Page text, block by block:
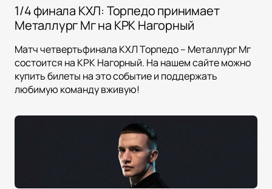
1/4 финала КХЛ: Торпедо принимает
Металлург Мг на КРК Нагорный
Матч четвертьфинала КХЛ Торпедо – Металлург Мг
состоится на КРК Нагорный. На нашем сайте можно
купить билеты на это событие и поддержать
любимую команду вживую!